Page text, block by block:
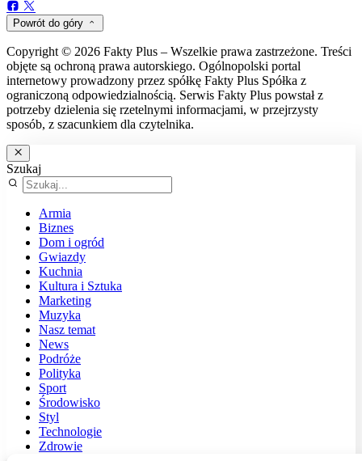
Powrót do góry
Copyright © 2026 Fakty Plus – Wszelkie prawa zastrzeżone. Treści
objęte są ochroną prawa autorskiego. Ogólnopolski portal
internetowy prowadzony przez spółkę Fakty Plus Spółka z
ograniczoną odpowiedzialnością. Serwis Fakty Plus powstał z
potrzeby dzielenia się rzetelnymi informacjami, w przejrzysty
sposób, z szacunkiem dla czytelnika.
Szukaj
Armia
Biznes
Dom i ogród
Gwiazdy
Kuchnia
Kultura i Sztuka
Marketing
Muzyka
Nasz temat
News
Podróże
Polityka
Sport
Środowisko
Styl
Technologie
Zdrowie